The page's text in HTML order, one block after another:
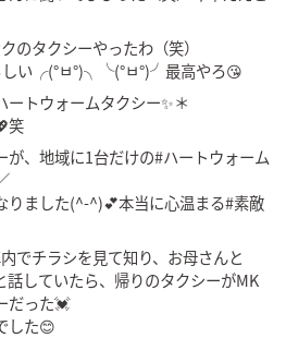
のタクシーやったわ（笑）
しい╭(°ㅂ°)╮╰(°ㅂ°)╯最高やろ😘
ートウォームタクシー✨＊
笑
が、地域に1台だけの#ハートウォーム
りました(^-^)💕本当に心温まる#素敵
でチラシを見て知り、お母さんと
話していたら、帰りのタクシーがMK
だった💓
した😊